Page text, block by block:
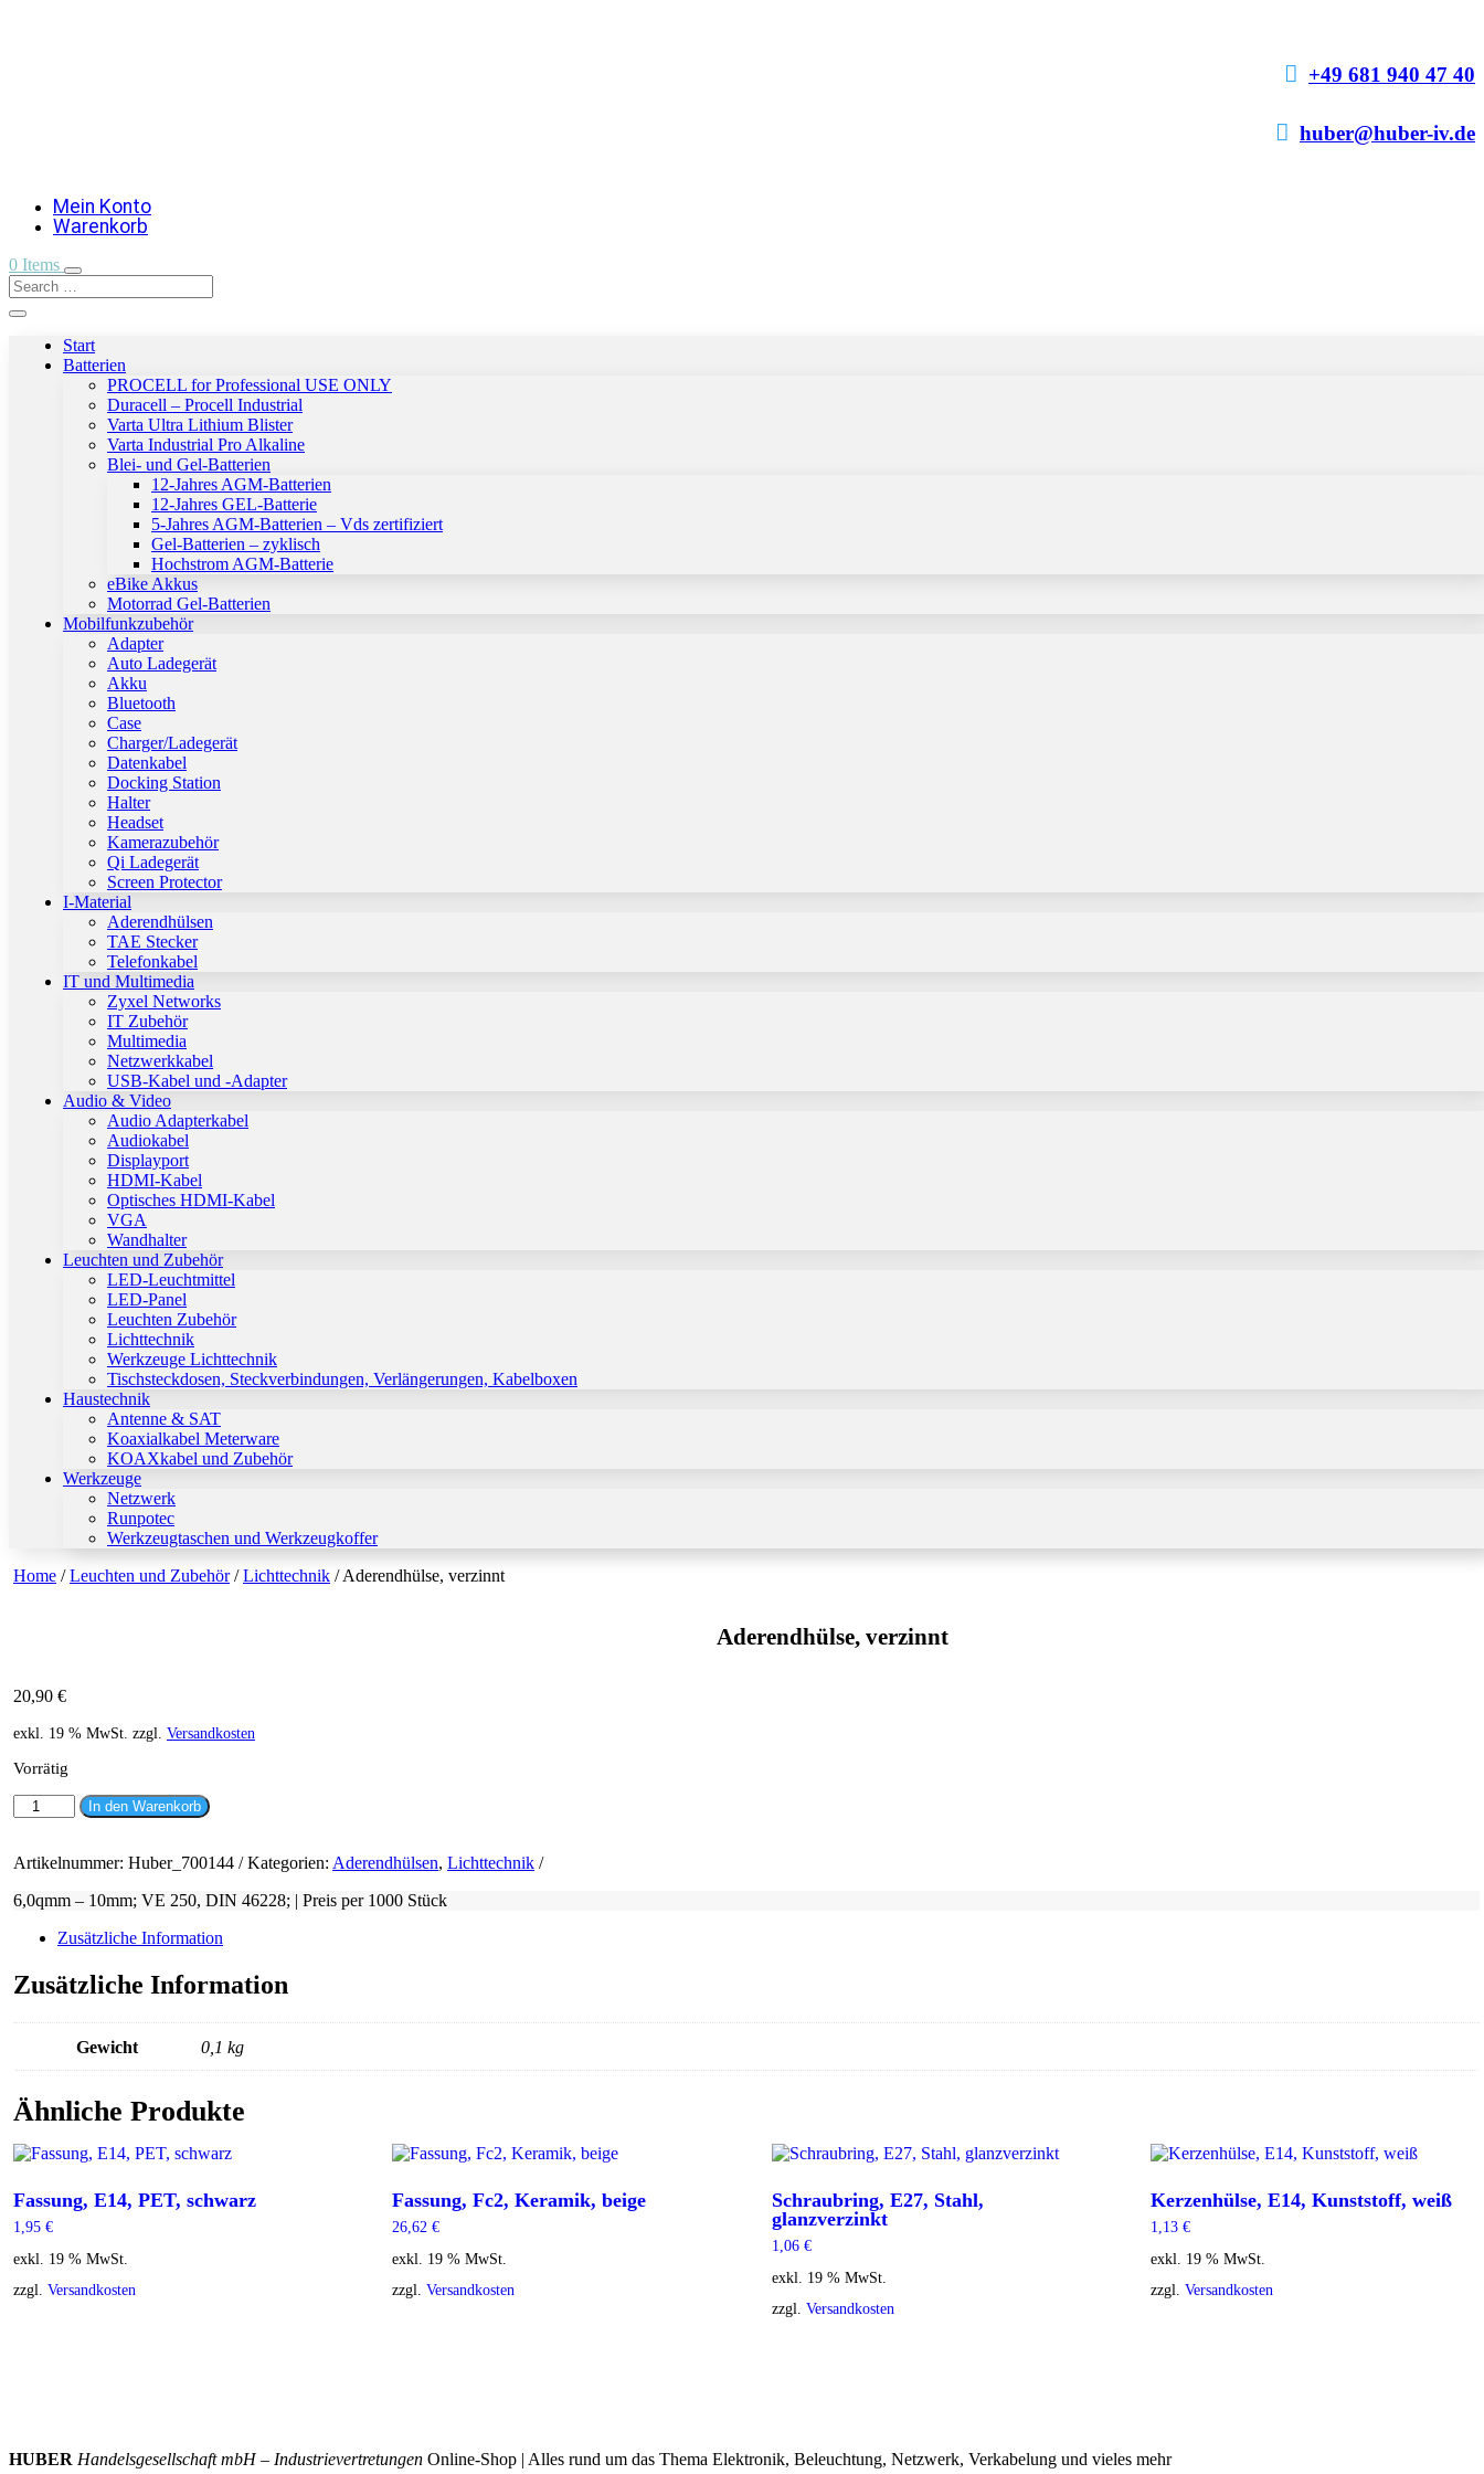
 +49 681 940 47 40
 huber@huber-iv.de
Mein Konto
Warenkorb
0 Items
Start
Batterien
PROCELL for Professional USE ONLY
Duracell – Procell Industrial
Varta Ultra Lithium Blister
Varta Industrial Pro Alkaline
Blei- und Gel-Batterien
12-Jahres AGM-Batterien
12-Jahres GEL-Batterie
5-Jahres AGM-Batterien – Vds zertifiziert
Gel-Batterien – zyklisch
Hochstrom AGM-Batterie
eBike Akkus
Motorrad Gel-Batterien
Mobilfunkzubehör
Adapter
Auto Ladegerät
Akku
Bluetooth
Case
Charger/Ladegerät
Datenkabel
Docking Station
Halter
Headset
Kamerazubehör
Qi Ladegerät
Screen Protector
I-Material
Aderendhülsen
TAE Stecker
Telefonkabel
IT und Multimedia
Zyxel Networks
IT Zubehör
Multimedia
Netzwerkkabel
USB-Kabel und -Adapter
Audio & Video
Audio Adapterkabel
Audiokabel
Displayport
HDMI-Kabel
Optisches HDMI-Kabel
VGA
Wandhalter
Leuchten und Zubehör
LED-Leuchtmittel
LED-Panel
Leuchten Zubehör
Lichttechnik
Werkzeuge Lichttechnik
Tischsteckdosen, Steckverbindungen, Verlängerungen, Kabelboxen
Haustechnik
Antenne & SAT
Koaxialkabel Meterware
KOAXkabel und Zubehör
Werkzeuge
Netzwerk
Runpotec
Werkzeugtaschen und Werkzeugkoffer
Home /Leuchten und Zubehör/Lichttechnik / Aderendhülse, verzinnt
Aderendhülse, verzinnt
20,90 €
exkl. 19 % MwSt. zzgl. Versandkosten
Vorrätig
Aderendhülse,
verzinnt
In den Warenkorb
Artikelnummer: Huber_700144 Kategorien: Aderendhülsen, Lichttechnik
6,0qmm – 10mm; VE 250, DIN 46228; | Preis per 1000 Stück
Zusätzliche Information
Zusätzliche Information
Gewicht 0,1 kg
Ähnliche Produkte
Fassung, E14, PET, schwarz
1,95 €
exkl. 19 % MwSt.
zzgl. Versandkosten
Fassung, Fc2, Keramik, beige
26,62€
exkl. 19 % MwSt.
zzgl.Versandkosten
Schraubring, E27, Stahl,
glanzverzinkt
1,06 €
exkl. 19 % MwSt.
zzgl. Versandkosten
Kerzenhülse, E14, Kunststoff, weiß
1,13 €
exkl. 19 % MwSt.
zzgl. Versandkosten
HUBER Handelsgesellschaft mbH – Industrievertretungen Online-Shop | Alles rund um das Thema Elektronik, Beleuchtung, Netzwerk, Verkabelung und vieles mehr